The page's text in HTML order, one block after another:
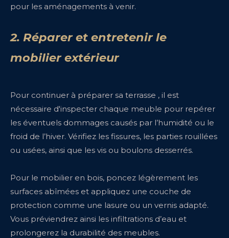
pour les aménagements à venir.
2. Réparer et entretenir le
mobilier extérieur
Pour continuer à préparer sa terrasse , il est
nécessaire d'inspecter chaque meuble pour repérer
les éventuels dommages causés par l’humidité ou le
froid de l’hiver. Vérifiez les fissures, les parties rouillées
ou usées, ainsi que les vis ou boulons desserrés.
Pour le mobilier en bois, poncez légèrement les
surfaces abîmées et appliquez une couche de
protection comme une lasure ou un vernis adapté.
Vous préviendrez ainsi les infiltrations d’eau et
prolongerez la durabilité des meubles.